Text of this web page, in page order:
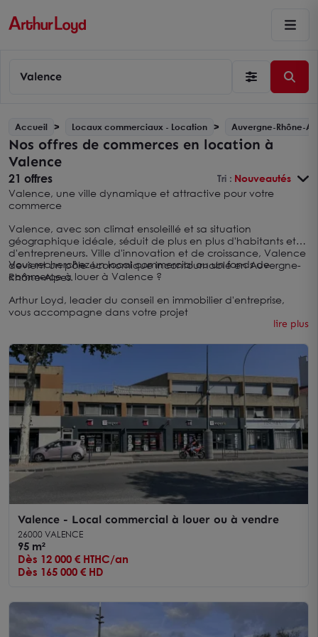
Valence
Accueil Locaux commerciaux - Location Auvergne-Rhône-
Nos offres de commerces en location à
Valence
21 offres Tri : Nouveautés
Valence, une ville dynamique et attractive pour votre
commerce
Valence, avec son climat ensoleillé et sa situation
géographique idéale, séduit de plus en plus d'habitants et
d'entrepreneurs. Ville d'innovation et de croissance, Valence
devient un pôle économique incontournable en Auvergne-
Rhône-Alpes.
Vous recherchez un local commercial ou un fonds de
commerce à louer à Valence ?
Arthur Loyd, leader du conseil en immobilier d'entreprise,
vous accompagne dans votre projet
lire plus
Valence - Local commercial à louer ou à vendre
26000 VALENCE
95 m²
Dès 12 000 € HTHC/an
Dès 165 000 € HD